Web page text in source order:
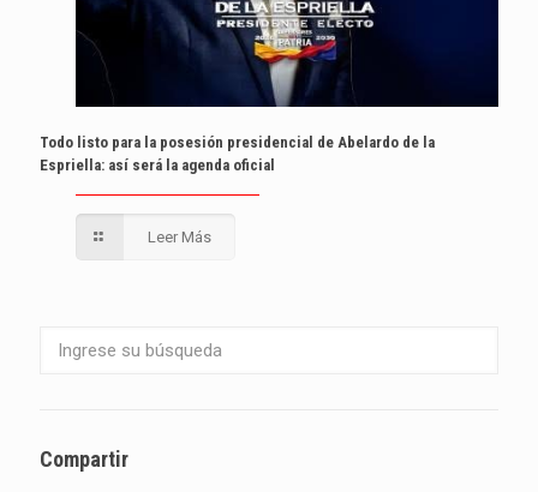
Todo listo para la posesión presidencial de Abelardo de la
Espriella: así será la agenda oficial
Leer Más
Compartir